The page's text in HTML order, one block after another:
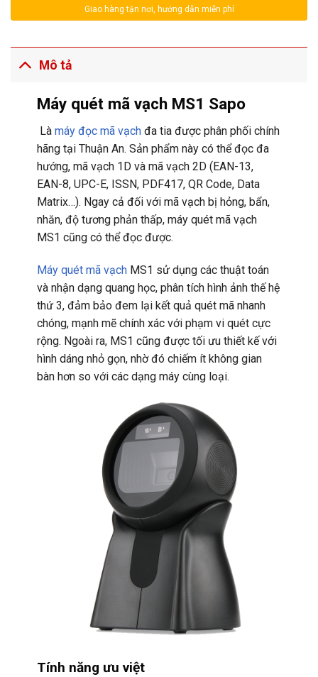
Mô tả
Máy quét mã vạch MS1 Sapo
Là máy đọc mã vạchđa tia được phân phối chính
hãng tại Thuận An. Sản phẩm này có thể đọc đa
hướng, mã vạch 1D và mã vạch 2D (EAN-13,
EAN-8, UPC-E, ISSN, PDF417, QR Code, Data
Matrix…). Ngay cả đối với mã vạch bị hỏng, bẩn,
nhăn, độ tương phản thấp, máy quét mã vạch
MS1 cũng có thể đọc được.
Máy quét mã vạchMS1 sử dụng các thuật toán
và nhận dạng quang học, phân tích hình ảnh thế hệ
thứ 3, đảm bảo đem lại kết quả quét mã nhanh
chóng, mạnh mẽ chính xác với phạm vi quét cực
rộng. Ngoài ra, MS1 cũng được tối ưu thiết kế với
hình dáng nhỏ gọn, nhờ đó chiếm ít không gian
bàn hơn so với các dạng máy cùng loại.
Tính năng ưu việt